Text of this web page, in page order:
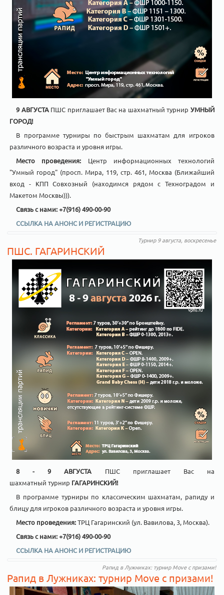
9 АВГУСТА ПШС приглашает Вас на шахматный турнир УМНЫЙ
ГОРОД!
В программе турниры по быстрым шахматам для игроков
различного возраста и уровня игры.
Место проведения: Центр информационных технологий
"Умный город" (просп. Мира, 119, стр. 461, Москва (Ближайший
вход - КПП Совхозный (находимся рядом с Техноградом и
Макетом Москвы))).
Связь с нами: +7(916) 490-00-90
ССЫЛКА НА АНОНС И РЕГИСТРАЦИЮ
Турнир 9 августа, воскресенье
ПШС. ГАГАРИНСКИЙ
8 - 9 АВГУСТА ПШС приглашает Вас на
шахматный турнир ГАГАРИНСКИЙ!
В программе турниры по классическим шахматам, рапиду и
блицу для игроков различного возраста и уровня игры.
Место проведения:ТРЦ Гагаринский (ул. Вавилова, 3, Москва).
Связь с нами: +7(916) 490-00-90
ССЫЛКА НА АНОНС И РЕГИСТРАЦИЮ
Рапид в Лужниках: турнир Move с призами!
Рапид в Лужниках: турнир Move с призами!